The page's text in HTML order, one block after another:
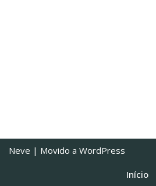
Neve | Movido a WordPress
Início